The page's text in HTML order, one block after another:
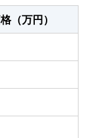
（万円）